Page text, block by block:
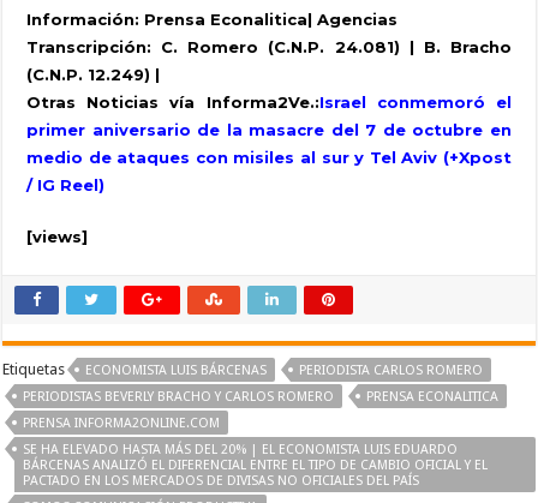
Información: Prensa Econalitica| Agencias
Transcripción: C. Romero (C.N.P. 24.081) | B. Bracho
(C.N.P. 12.249) |
Otras Noticias vía Informa2Ve.:Israel conmemoró el
primer aniversario de la masacre del 7 de octubre en
medio de ataques con misiles al sur y Tel Aviv (+Xpost
/ IG Reel)
[views]
Etiquetas ECONOMISTA LUIS BÁRCENAS
PERIODISTA CARLOS ROMERO
PERIODISTAS BEVERLY BRACHO Y CARLOS ROMERO
PRENSA ECONALITICA
PRENSA INFORMA2ONLINE.COM
SE HA ELEVADO HASTA MÁS DEL 20% | EL ECONOMISTA LUIS EDUARDO
BÁRCENAS ANALIZÓ EL DIFERENCIAL ENTRE EL TIPO DE CAMBIO OFICIAL Y EL
PACTADO EN LOS MERCADOS DE DIVISAS NO OFICIALES DEL PAÍS